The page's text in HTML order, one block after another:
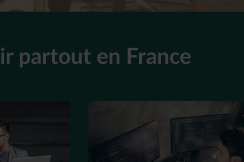
partout en France